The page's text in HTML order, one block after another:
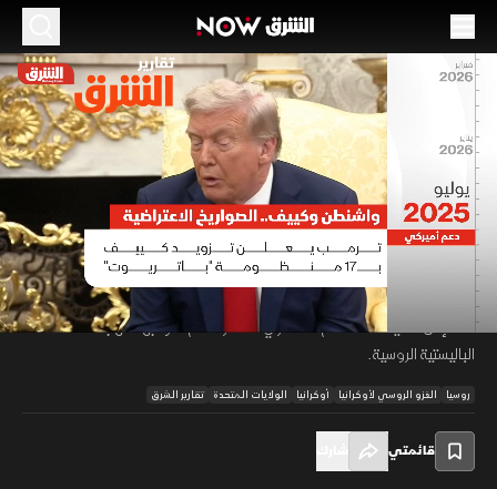
00:12/01:41
الموسم 2026
واشنطن وكييف.. الصواريخ الاعتراضية
28 مايو 2026 01:40 أخبار
تقارير الشرق
أوضح الرئيس الأوكراني فلوديمير زيلينسكي أن بلاده تواجه نقصًا حادا بظلال بطء
التفاهمات مع واشنطن بشأن منظومات الدفاع الجوي، وأشار في رسالة
لأعضاء الكونغرس والرئيس ترمب إلى تراجع مخزون الصواريخ الاعتراضية بأميركا،
لافتا إلى أهمية هذه الدعم العسكري كعنصر حاسم لمواجهة الهجمات
الباليستية الروسية.
روسيا الغزو الروسي لأوكرانيا أوكرانيا الولايات المتحدة تقارير الشرق
قائمتي